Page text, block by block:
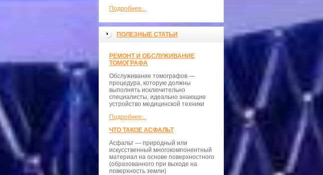
Подробнее...
ПОЛЕЗНЫЕ СТАТЬИ
РЕМОНТ И ОБСЛУЖИВАНИЕ
ТОМОГРАФА
Обслуживание томографов —
процедура, которую должны
выполнять исключительно
специалисты, идеально знающие
устройство медицинской техники
Подробнее...
ЧТО ТАКОЕ АСФАЛЬТ
Асфальт — природный или
искусственный многокомпонентный
материал на основе поверхностного
(образованного при выходе на
поверхность земли)